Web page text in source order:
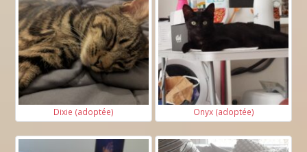
Dixie (adoptée) Onyx (adoptée)